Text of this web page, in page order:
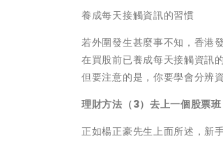
養成每天接觸資訊的習慣
若外圍發生甚麼事不知，香港
在買股前已養成每天接觸資訊
但要注意的是，你要學會分辨
理財方法（3）去上一個股票班
正如楊正豪先生上面所述，新